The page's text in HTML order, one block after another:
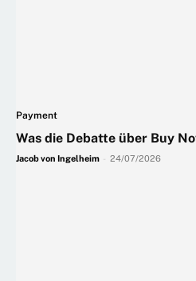
Payment
Was die Debatte über Buy
Jacob von Ingelheim 24/07/2026